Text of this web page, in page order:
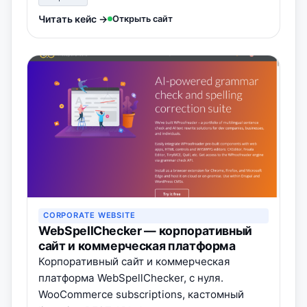
Читать кейс → Открыть сайт
CORPORATE WEBSITE
WebSpellChecker — корпоративный
сайт и коммерческая платформа
Корпоративный сайт и коммерческая
платформа WebSpellChecker, с нуля.
WooCommerce subscriptions, кастомный